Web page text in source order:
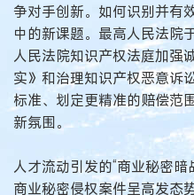
争对手创新。如何识别并有
中的新课题。最高人民法院
人民法院知识产权法庭加强
实》和治理知识产权恶意诉
标准、划定更精准的赔偿范
新氛围。
人才流动引发的“商业秘密
商业秘密侵权案件呈高发态